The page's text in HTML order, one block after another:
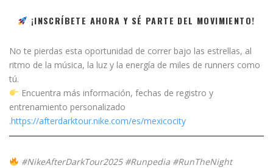
¡INSCRÍBETE AHORA Y SÉ PARTE DEL MOVIMIENTO!
No te pierdas esta oportunidad de correr bajo las estrellas, al
ritmo de la música, la luz y la energía de miles de runners como
tú.
Encuentra más información, fechas de registro y
entrenamiento personalizado
.https://afterdarktour.nike.com/es/mexicocity
#NikeAfterDarkTour2025 #Runpedia #RunTheNight